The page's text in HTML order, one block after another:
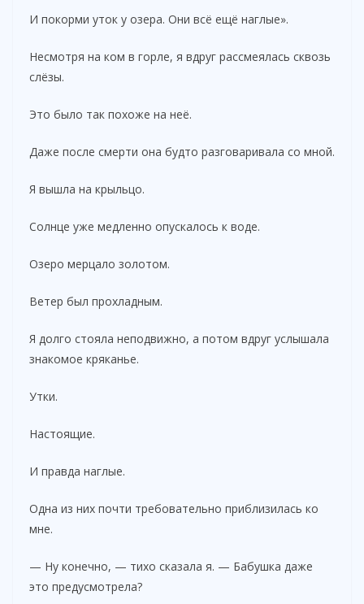
И покорми уток у озера. Они всё ещё наглые».
Несмотря на ком в горле, я вдруг рассмеялась сквозь
слёзы.
Это было так похоже на неё.
Даже после смерти она будто разговаривала со мной.
Я вышла на крыльцо.
Солнце уже медленно опускалось к воде.
Озеро мерцало золотом.
Ветер был прохладным.
Я долго стояла неподвижно, а потом вдруг услышала
знакомое кряканье.
Утки.
Настоящие.
И правда наглые.
Одна из них почти требовательно приблизилась ко
мне.
— Ну конечно, — тихо сказала я. — Бабушка даже
это предусмотрела?